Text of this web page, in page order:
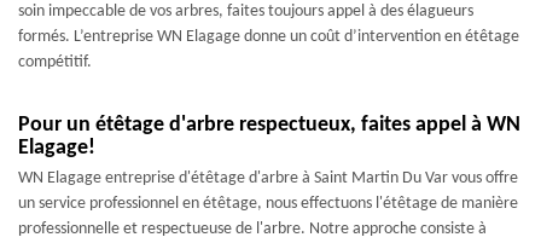
soin impeccable de vos arbres, faites toujours appel à des élagueurs
formés. L’entreprise WN Elagage donne un coût d’intervention en étêtage
compétitif.
Pour un étêtage d'arbre respectueux, faites appel à WN
Elagage!
WN Elagage entreprise d'étêtage d'arbre à Saint Martin Du Var vous offre
un service professionnel en étêtage, nous effectuons l'étêtage de manière
professionnelle et respectueuse de l'arbre. Notre approche consiste à